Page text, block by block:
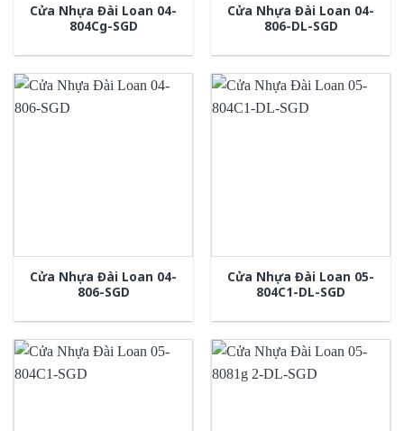
Cửa Nhựa Đài Loan 04-
804Cg-SGD
Cửa Nhựa Đài Loan 04-
806-DL-SGD
Cửa Nhựa Đài Loan 04-
806-SGD
Cửa Nhựa Đài Loan 05-
804C1-DL-SGD